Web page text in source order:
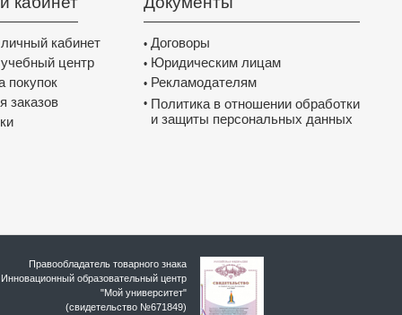
кабинет
центр
покупок
заказов
• Договоры
• Юридическим лицам
• Рекламодателям
• Политика в отношении обработки
и защиты персональных данных
Правообладатель товарного знака
Инновационный образовательный цeнтр
"Мой университет"
(свидетельство №671849)